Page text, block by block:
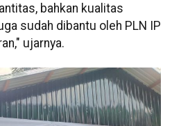
bahkan kualitas
sudah dibantu oleh PLN IP
ujarnya.